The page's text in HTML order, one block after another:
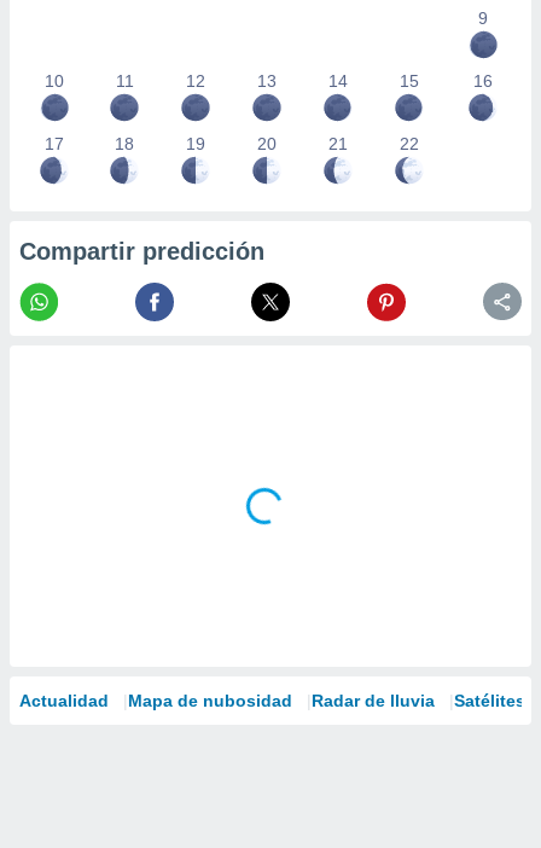
9
10 11 12 13 14 15 16
17 18 19 20 21 22
Compartir predicción
Actualidad Mapa de nubosidad Radar de lluvia Satélites